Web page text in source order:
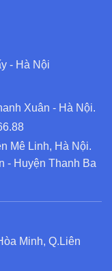
- Hà Nội
Xuân - Hà Nội.
Mê Linh, Hà Nội.
- Huyện Thanh Ba
Minh, Q.Liên